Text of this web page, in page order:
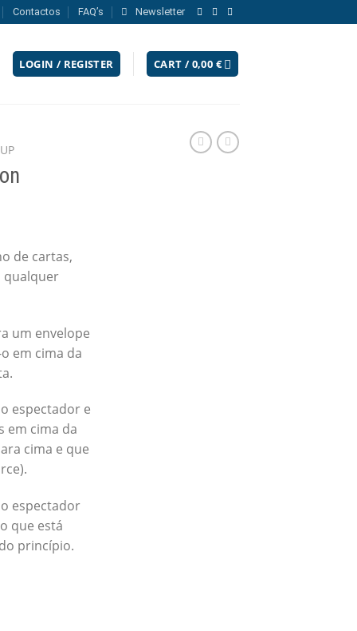
Contactos FAQ’s Newsletter
LOGIN / REGISTER CART /0,00 €
de cartas,
qualquer
um envelope
em cima da
espectador e
em cima da
cima e que
espectador
que está
princípio.